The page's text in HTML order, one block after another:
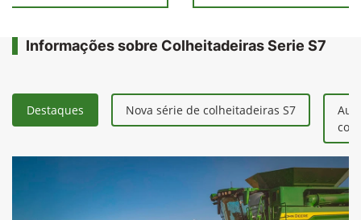
Informações sobre Colheitadeiras Serie S7
Destaques Nova série de colheitadeiras S7